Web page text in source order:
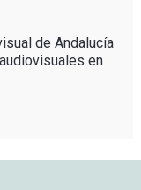
de Andalucía
en